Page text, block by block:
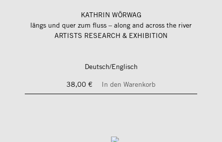
KATHRIN WÖRWAG
längs und quer zum fluss – along and across the river
ARTISTS RESEARCH & EXHIBITION
Deutsch/Englisch
38,00 €
In den Warenkorb